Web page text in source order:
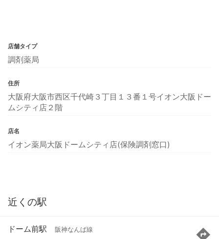
店舗タイプ
調剤薬局
住所
大阪府大阪市西区千代崎３丁目１３番１号イオン大阪ドー
ムシティ店２階
店名
イオン薬局大阪ドームシティ店(保険調剤窓口)
近くの駅
ドーム前駅 阪神なんば線